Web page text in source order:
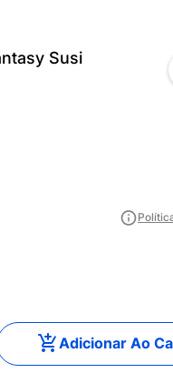
Susi
Adicionar Ao